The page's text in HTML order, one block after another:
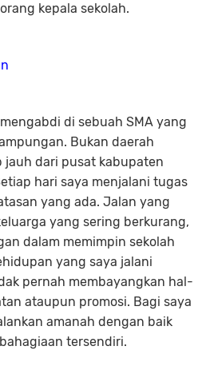
kepala sekolah.
di sebuah SMA yang
Bukan daerah
dari pusat kabupaten
hari saya menjalani tugas
yang ada. Jalan yang
yang sering berkurang,
dalam memimpin sekolah
yang saya jalani
pernah membayangkan hal-
ataupun promosi. Bagi saya
amanah dengan baik
tersendiri.